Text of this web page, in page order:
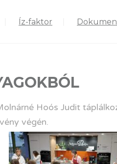
Íz-faktor
Hoós Judit
végén.